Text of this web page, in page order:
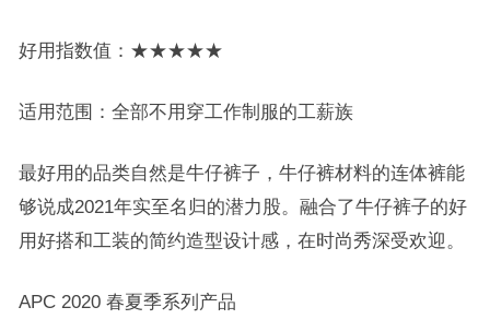
好用指数值：★★★★★
适用范围：全部不用穿工作制服的工薪族
最好用的品类自然是牛仔裤子，牛仔裤材料的连体裤能
够说成2021年实至名归的潜力股。融合了牛仔裤子的好
用好搭和工装的简约造型设计感，在时尚秀深受欢迎。
APC 2020 春夏季系列产品